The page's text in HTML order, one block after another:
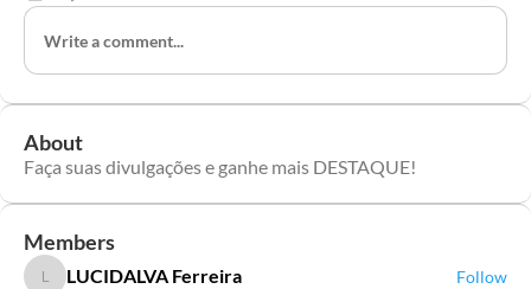
Write a comment...
About
Faça suas divulgações e ganhe mais DESTAQUE!
Members
LUCIDALVA Ferreira Follow